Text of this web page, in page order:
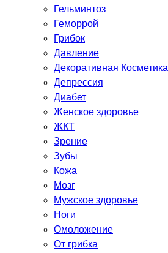
Гельминтоз
Геморрой
Грибок
Давление
Декоративная Косметика
Депрессия
Диабет
Женское здоровье
ЖКТ
Зрение
Зубы
Кожа
Мозг
Мужское здоровье
Ноги
Омоложение
От грибка